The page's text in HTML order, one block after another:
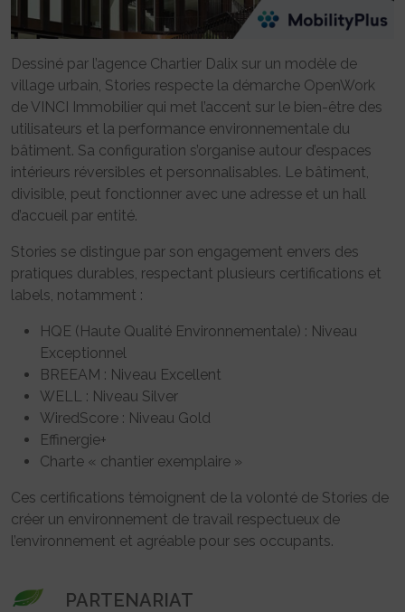
Dessiné par l’agence Chartier Dalix sur un modèle de
village urbain, Stories respecte la démarche OpenWork
de VINCI Immobilier qui met l’accent sur le bien-être des
utilisateurs et la performance environnementale du
bâtiment. Sa configuration s’organise autour d’espaces
intérieurs réversibles et personnalisables. Le bâtiment,
divisible, peut fonctionner avec une adresse et un hall
d’accueil par entité.
Stories se distingue par son engagement envers des
pratiques durables, respectant plusieurs certifications et
labels, notamment :
HQE (Haute Qualité Environnementale) : Niveau
Exceptionnel
BREEAM : Niveau Excellent
WELL : Niveau Silver
WiredScore : Niveau Gold
Effinergie+
Charte « chantier exemplaire »
Ces certifications témoignent de la volonté de Stories de
créer un environnement de travail respectueux de
l’environnement et agréable pour ses occupants.
PARTENARIAT